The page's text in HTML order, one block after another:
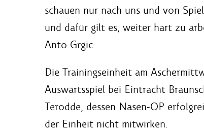
schauen nur nach uns und von
und dafür gilt es, weiter hart zu
Anto Grgic.
Die Trainingseinheit am
Auswärtsspiel bei Eintracht
Terodde, dessen Nasen-OP
der Einheit nicht mitwirken.